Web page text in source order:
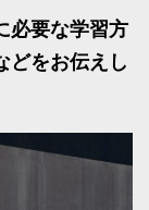
必要な学習方
どをお伝えし